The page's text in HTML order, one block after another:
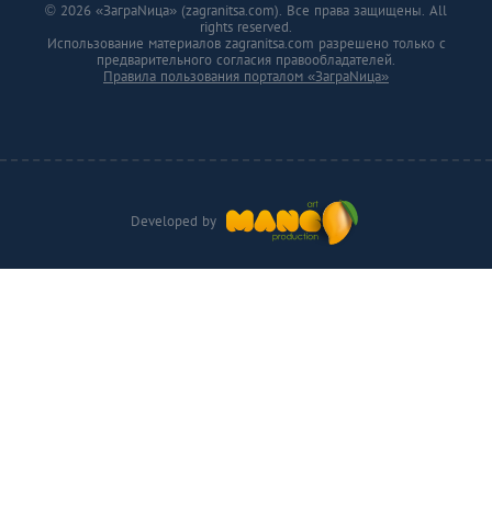
Developed by
© 2026 «ЗаграNица» (zagranitsa.com). Все права защищены. All
rights reserved.
Использование материалов zagranitsa.com разрешено только с
предварительного согласия правообладателей.
Правила пользования порталом «ЗаграNица»